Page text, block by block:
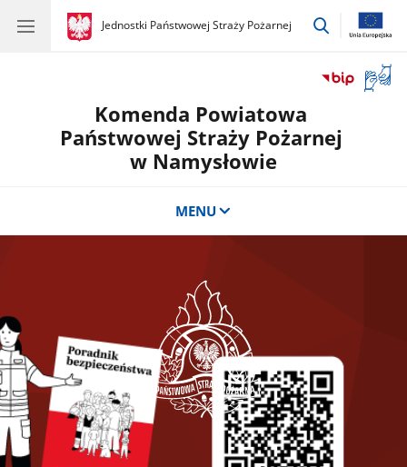
gov.pl
Jednostki Państwowej Straży Pożarnej
gov.pl
Jednostki
przejdź
okno
Komenda Powiatowa
Państwowej Straży Pożarnej
w Namysłowie
MENU